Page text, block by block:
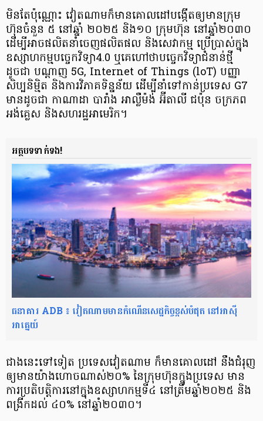
មិនតែប៉ុណ្ណោះ វៀតណាម​ក៏មាន​គោលដៅបង្កើត​ឲ្យមាន​ក្រុម
ហ៊ុន​ចំនួន ​៥ នៅឆ្នាំ ២០២៥ និង១០ ក្រុមហ៊ុន នៅឆ្នាំ២០៣០
ដើម្បីអាចផលិតនាំចេញ​ផលិតផល​ និងសេវាកម្ម ប្រើប្រាស់​ក្នុង​
ឧស្សាហកម្ម​បច្ចេកវិទ្យា​4.0 ឬគេហៅថា​បច្ចេកវិទ្យា​ជំនាន់ថ្មី
ដូចជា បណ្ដាញ 5G, Internet of Things (loT) បញ្ញា
សិប្បនិម្មិត និងការវិភាគ​ទិន្នន័យ​ ដើម្បី​នាំ​ទៅកាន់ប្រទេស​ G7
មានដូចជា កាណាដា បារាំង អាល្លឺម៉ង់ អ៊ីតាលី ជប៉ុន ចក្រភព​
អង់គ្លេស និងសហរដ្ឋអាមេរិក​។
អត្ថបទទាក់ទង!
ធនាគារ ADB ៖ វៀតណាមមានកំណើនសេដ្ឋកិច្ចខ្ពស់បំផុត នៅអាស៊ី
អាគ្នេយ៍
ជាងនេះទៅទៀត ប្រទេសវៀតណាម ក៏មាន​គោលដៅ នឹង​ជំរុញ
ឲ្យមាន​យ៉ាងហោចណាស់​២០% នៃ​​ក្រុមហ៊ុន​ក្នុងប្រទេស​ មាន​
ការ​ប្រតិបត្តិការ​នៅក្នុងឧស្សាហកម្ម​ទី៤ នៅត្រឹមឆ្នាំ២០២៥ និង
ពង្រីកដល់ ៤០% នៅឆ្នាំ២០៣០។